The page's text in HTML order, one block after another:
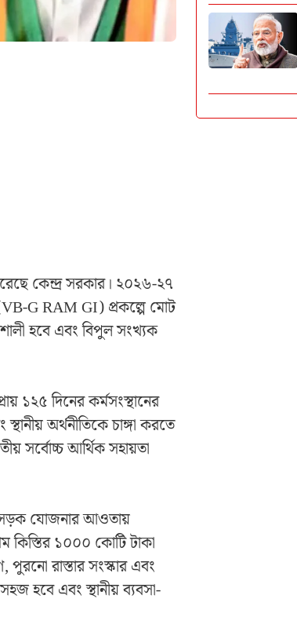
কেন্দ্র সরকার। ২০২৬-২৭
(VB-G RAM GI) প্রকল্পে মোট
হবে এবং বিপুল সংখ্যক
১২৫ দিনের কর্মসংস্থানের
অর্থনীতিকে চাঙ্গা করতে
সর্বোচ্চ আর্থিক সহায়তা
সড়ক যোজনার আওতায়
কিস্তির ১০০০ কোটি টাকা
পুরনো রাস্তার সংস্কার এবং
হবে এবং স্থানীয় ব্যবসা-